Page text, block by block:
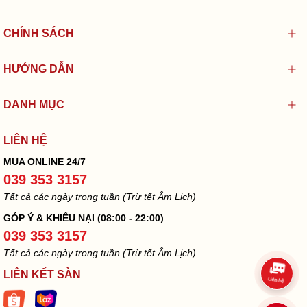
CHÍNH SÁCH
HƯỚNG DẪN
DANH MỤC
LIÊN HỆ
MUA ONLINE 24/7
039 353 3157
Tất cả các ngày trong tuần (Trừ tết Âm Lịch)
GÓP Ý & KHIẾU NẠI (08:00 - 22:00)
039 353 3157
Tất cả các ngày trong tuần (Trừ tết Âm Lịch)
LIÊN KẾT SÀN